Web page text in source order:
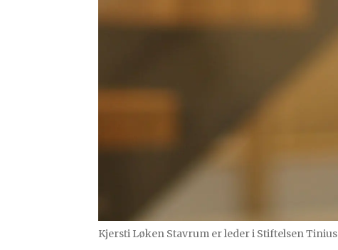
Kjersti Løken Stavrum er leder i Stiftelsen